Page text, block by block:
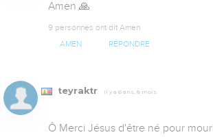
Amen 🙏
9 personnes ont dit Amen
AMEN RÉPONDRE
teyraktr Il y a 6 ans, 8 mois
Ô Merci Jésus d'être né pour